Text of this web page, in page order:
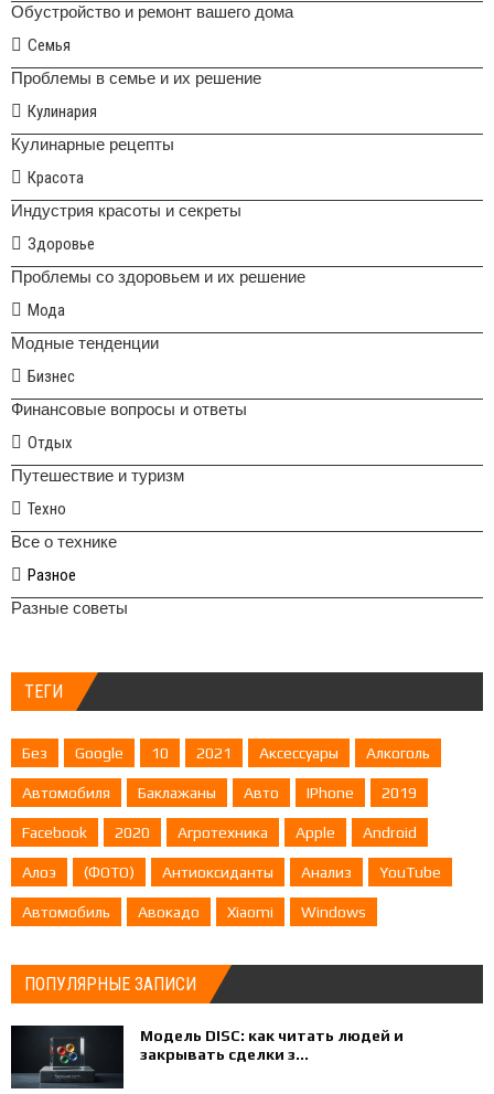
Обустройство и ремонт вашего дома
Семья
Проблемы в семье и их решение
Кулинария
Кулинарные рецепты
Красота
Индустрия красоты и секреты
Здоровье
Проблемы со здоровьем и их решение
Мода
Модные тенденции
Бизнес
Финансовые вопросы и ответы
Отдых
Путешествие и туризм
Техно
Все о технике
Разное
Разные советы
ТЕГИ
Без Google 10 2021 Аксессуары Алкоголь
Автомобиля Баклажаны Авто IPhone 2019
Facebook 2020 Агротехника Apple Android
Алоэ (ФОТО) Антиоксиданты Анализ YouTube
Автомобиль Авокадо Xiaomi Windows
ПОПУЛЯРНЫЕ ЗАПИСИ
Модель DISC: как читать людей и
закрывать сделки з...